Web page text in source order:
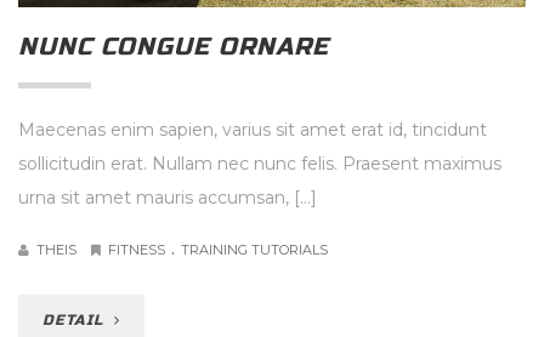
NUNC CONGUE ORNARE
Maecenas enim sapien, varius sit amet erat id, tincidunt
sollicitudin erat. Nullam nec nunc felis. Praesent maximus
urna sit amet mauris accumsan, […]
THEIS FITNESS . TRAINING TUTORIALS
DETAIL